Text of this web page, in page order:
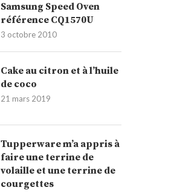
Samsung Speed Oven
référence CQ1570U
3 octobre 2010
Cake au citron et à l’huile
de coco
21 mars 2019
Tupperware m’a appris à
faire une terrine de
volaille et une terrine de
courgettes